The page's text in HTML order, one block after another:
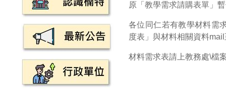
原「教學需求請購表單」
各位同仁若有教學材料需
度表」與材料相關資料
材料需求表請上教務處\檔